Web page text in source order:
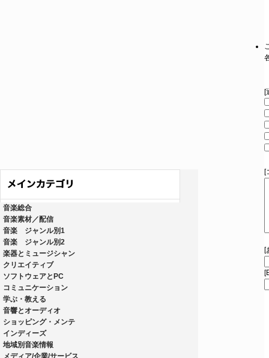
音楽総合
音楽素材／配信
音楽 ジャンル別1
音楽 ジャンル別2
楽器とミュージシャン
クリエイティブ
ソフトウェアとPC
コミュニケーション
学ぶ・教える
音響とオーディオ
ショッピング・メンテ
インディーズ
地域別音楽情報
メディア/企業/サービス
[
[
[